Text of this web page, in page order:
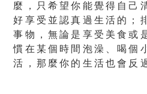
麼，只希望你能覺得自己
好享受並認真過生活的
；
事物，無論是享受美食或
慣在某個時間泡澡、喝個
活，那麼你的生活也會反